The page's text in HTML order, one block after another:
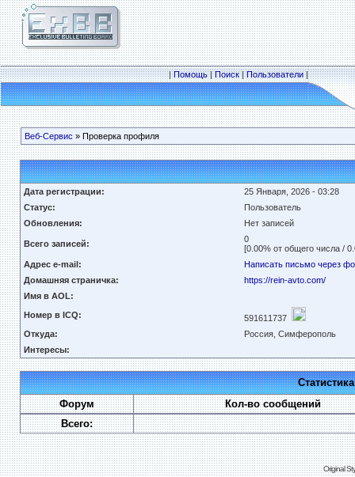
|Помощь|Поиск|Пользователи|
Веб-Сервис » Проверка профиля
Дата регистрации:
25 Января, 2026 - 03:28
Статус:
Пользователь
Обновления:
Нет записей
Всего записей:
0
[0.00% от общего числа /
Адрес e-mail:
Написать письмо через
Домашняя страничка:
https://rein-avto.com/
Имя в AOL:
Номер в ICQ:
591611737
Откуда:
Россия, Симферополь
Интересы:
Форум
Кол-во сообщений
Всего:
Original